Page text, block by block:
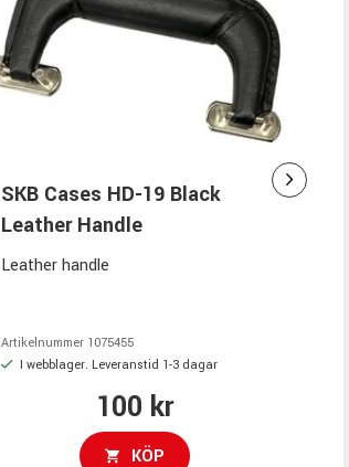
SKB Cases HD-19 Black
Leather Handle
Leather handle
Artikelnummer 1075455
I webblager. Leveranstid 1-3 dagar
100 kr
KÖP